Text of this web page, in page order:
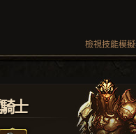
檢視技能模
士